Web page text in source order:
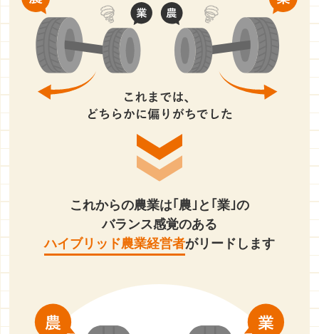
これからの農業は｢農｣と｢業｣の
バランス感覚のある
ハイブリッド農業経営者がリードします